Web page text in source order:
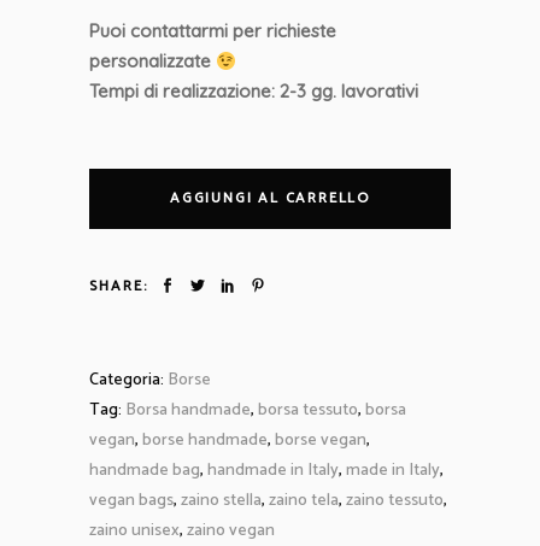
Puoi contattarmi per richieste
personalizzate
Tempi di realizzazione: 2-3 gg. lavorativi
AGGIUNGI AL CARRELLO
SHARE:
Categoria: Borse
Tag: Borsa handmade,borsa tessuto,borsa
vegan,borse handmade,borse vegan,
handmade bag,handmade in Italy,made in Italy,
vegan bags,zaino stella,zaino tela,zaino tessuto,
zaino unisex,zaino vegan